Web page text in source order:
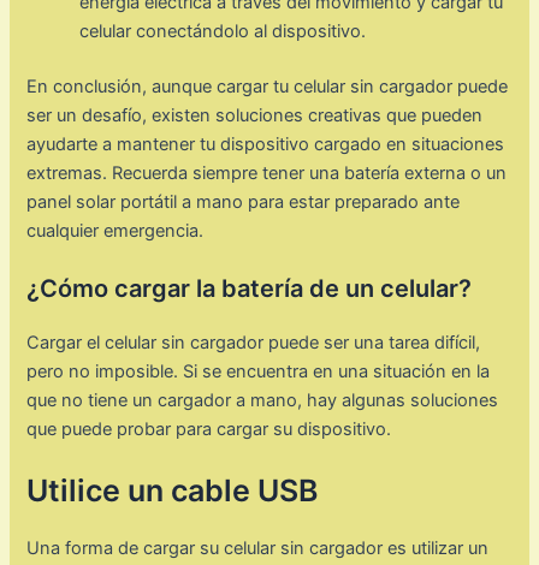
celular conectándolo al dispositivo.
En conclusión, aunque cargar tu celular sin cargador puede
ser un desafío, existen soluciones creativas que pueden
ayudarte a mantener tu dispositivo cargado en situaciones
extremas. Recuerda siempre tener una batería externa o un
panel solar portátil a mano para estar preparado ante
cualquier emergencia.
¿Cómo cargar la batería de un celular?
Cargar el celular sin cargador puede ser una tarea difícil,
pero no imposible. Si se encuentra en una situación en la
que no tiene un cargador a mano, hay algunas soluciones
que puede probar para cargar su dispositivo.
Utilice un cable USB
Una forma de cargar su celular sin cargador es utilizar un